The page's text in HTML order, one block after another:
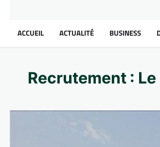
ACCUEIL ACTUALITÉ BUSINESS
Recrutement : Le